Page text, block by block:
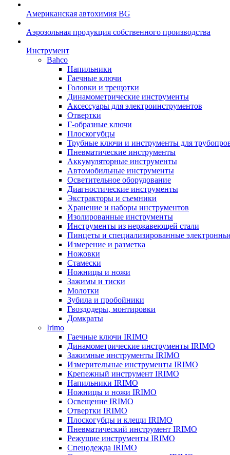
Американская автохимия BG
Аэрозольная продукция собственного производства
Инструмент
Bahco
Напильники
Гаечные ключи
Головки и трещотки
Динамометрические инструменты
Аксессуары для электроинструментов
Отвертки
Г-образные ключи
Плоскогубцы
Трубные ключи и инструменты для
Пневматические инструменты
Аккумуляторные инструменты
Автомобильные инструменты
Осветительное оборудование
Диагностические инструменты
Экстракторы и съемники
Хранение и наборы инструментов
Изолированные инструменты
Инструменты из нержавеющей стали
Пинцеты и специализированные
Измерение и разметка
Ножовки
Стамески
Ножницы и ножи
Зажимы и тиски
Молотки
Зубила и пробойники
Гвоздодеры, монтировки
Домкраты
Irimo
Гаечные ключи IRIMO
Динамометрические инструменты IRIMO
Зажимные инструменты IRIMO
Измерительные инструменты IRIMO
Крепежный инструмент IRIMO
Напильники IRIMO
Ножницы и ножи IRIMO
Освещение IRIMO
Отвертки IRIMO
Плоскогубцы и клещи IRIMO
Пневматический инструмент IRIMO
Режущие инструменты IRIMO
Спецодежда IRIMO